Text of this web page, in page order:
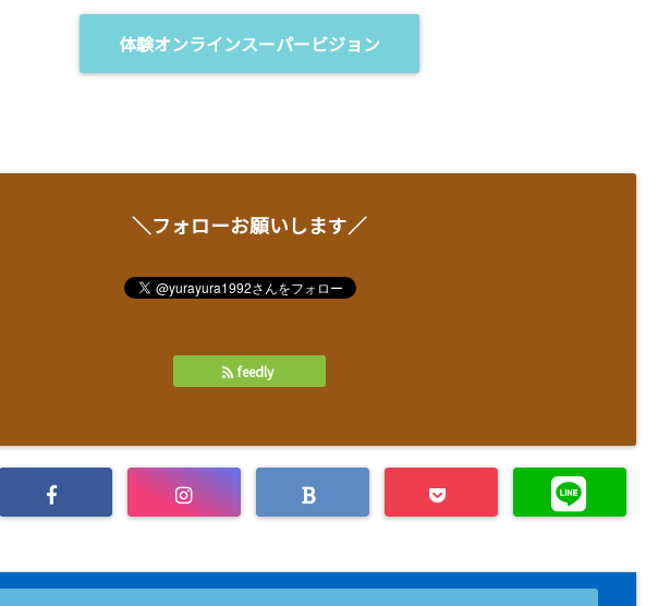
体験オンラインスーパービジョン
＼フォローお願いします／
feedly